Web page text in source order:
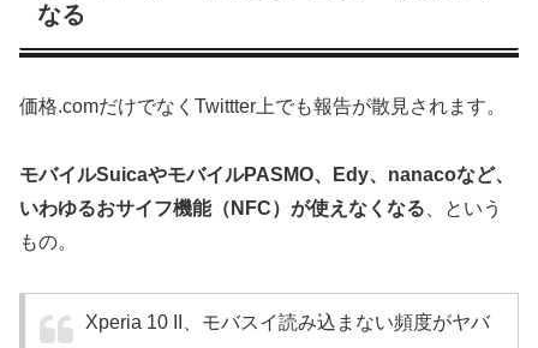
なる
価格.comだけでなくTwittter上でも報告が散見されます。
モバイルSuicaやモバイルPASMO、Edy、nanacoなど、
いわゆるおサイフ機能（NFC）が使えなくなる 、という
もの。
Xperia 10 II、モバスイ読み込まない頻度がヤバ